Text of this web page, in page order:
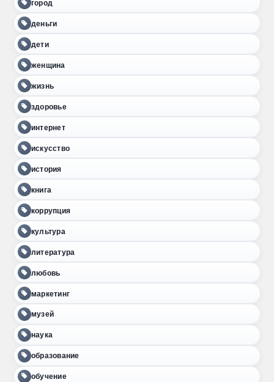
город
деньги
дети
женщина
жизнь
здоровье
интернет
искусство
история
книга
коррупция
культура
литература
любовь
маркетинг
музей
наука
образование
обучение